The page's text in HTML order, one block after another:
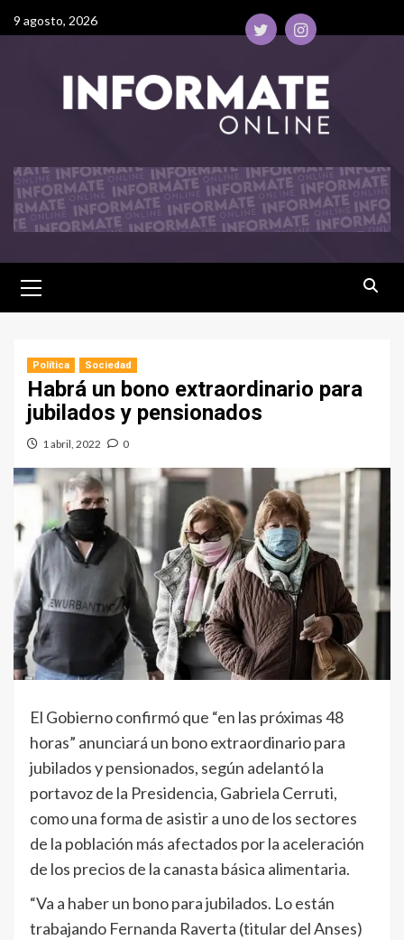
9 agosto, 2026
Política Sociedad
Habrá un bono extraordinario para
jubilados y pensionados
1 abril, 2022 0
El Gobierno confirmó que “en las próximas 48
horas” anunciará un bono extraordinario para
jubilados y pensionados, según adelantó la
portavoz de la Presidencia, Gabriela Cerruti,
como una forma de asistir a uno de los sectores
de la población más afectados por la aceleración
de los precios de la canasta básica alimentaria.
“Va a haber un bono para jubilados. Lo están
trabajando Fernanda Raverta (titular del Anses)